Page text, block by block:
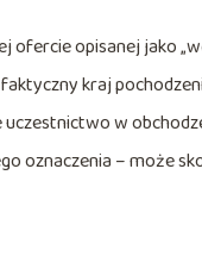
ofercie opisanej jako
kraj
w
oznaczenia – może